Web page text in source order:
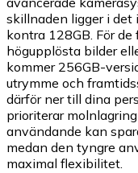
skillnaden ligger i det
kontra 128GB. För
högupplösta bilder
kommer 256GB-
utrymme och
därför ner till dina
prioriterar
användande kan
medan den tyngre
maximal flexibilitet.